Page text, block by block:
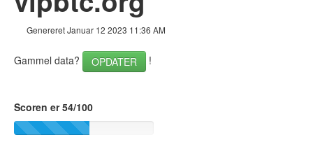
Dokument
Mobil
Optimering
Genereret Januar 12 2023 11:36 AM
Gammel data? OPDATER !
Scoren er 54/100